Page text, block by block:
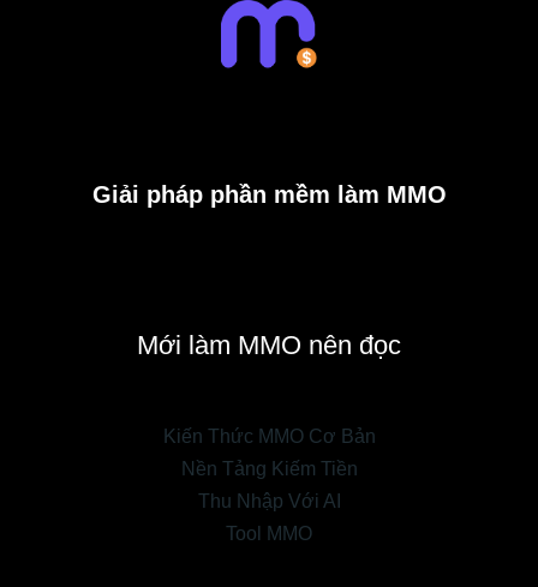
Giải pháp phần mềm làm MMO
Mới làm MMO nên đọc
Kiến Thức MMO Cơ Bản
Nền Tảng Kiếm Tiền
Thu Nhập Với AI
Tool MMO